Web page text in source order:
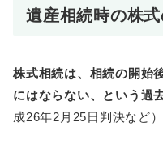
遺産相続時の株
株式相続は、相続の開始
にはならない、という過
成26年2月25日判決など）